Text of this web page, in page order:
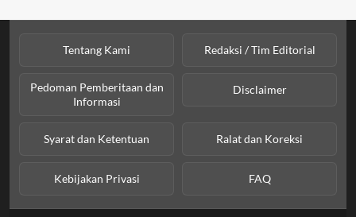
Tentang Kami Redaksi / Tim Editorial
Pedoman Pemberitaan dan
Informasi
Disclaimer
Syarat dan Ketentuan Ralat dan Koreksi
Kebijakan Privasi FAQ